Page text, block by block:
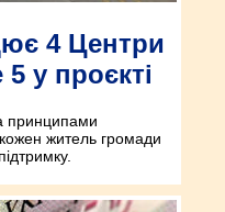
4 Центри
у проєкті
принципами
кожен житель громади